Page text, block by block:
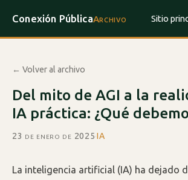
Conexión PúblicaArchivo Sitio
← Volver al archivo
Del mito de AGI a la
IA práctica: ¿Qué
23 de enero de 2025·IA
La inteligencia artificial (IA) ha dejado